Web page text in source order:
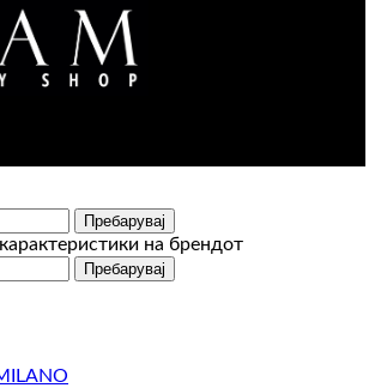
Пребарувај
на брендот
Пребарувај